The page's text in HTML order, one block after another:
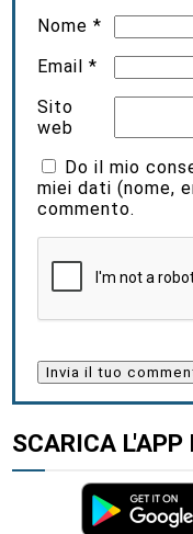
Nome*
Email*
Sito
web
Do il mio
miei dati (nome,
commento.
SCARICA L'APP